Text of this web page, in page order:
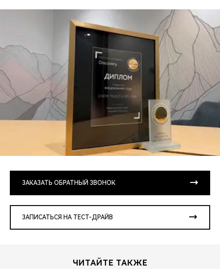
ЗАКАЗАТЬ ОБРАТНЫЙ ЗВОНОК
ЗАПИСАТЬСЯ НА ТЕСТ-ДРАЙВ
ЧИТАЙТЕ ТАКЖЕ